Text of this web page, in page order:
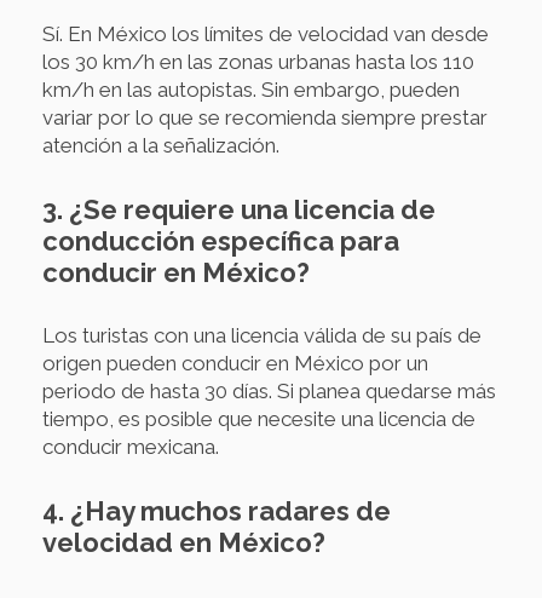
Sí. En México los límites de velocidad van desde
los 30 km/h en las zonas urbanas hasta los 110
km/h en las autopistas. Sin embargo, pueden
variar por lo que se recomienda siempre prestar
atención a la señalización.
3. ¿Se requiere una licencia de
conducción específica para
conducir en México?
Los turistas con una licencia válida de su país de
origen pueden conducir en México por un
periodo de hasta 30 días. Si planea quedarse más
tiempo, es posible que necesite una licencia de
conducir mexicana.
4. ¿Hay muchos radares de
velocidad en México?